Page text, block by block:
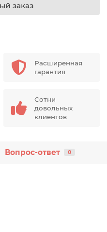
заказ
Расширенная
гарантия
Сотни
довольных
клиентов
Вопрос-ответ 0